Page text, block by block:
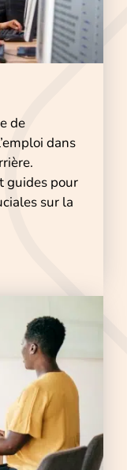
de
dans
guides pour
sur la